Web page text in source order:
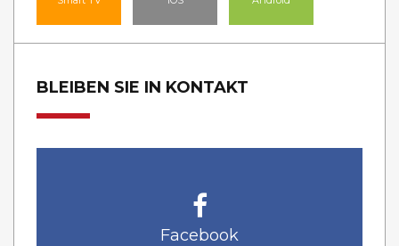
BLEIBEN SIE IN KONTAKT
Facebook